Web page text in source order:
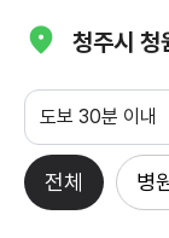
청주시 청
도보 30분 이내
전체 병